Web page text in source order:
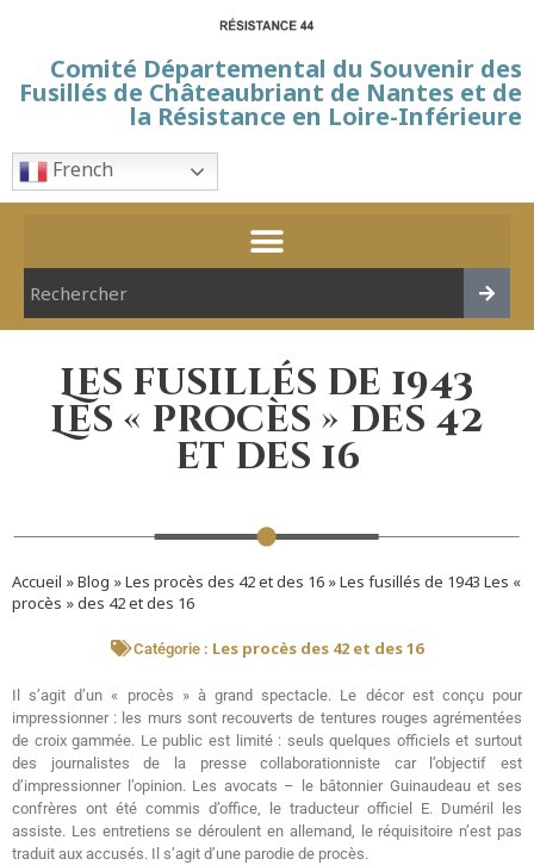
Comité Départemental du Souvenir des
Fusillés de Châteaubriant de Nantes et de
la Résistance en Loire-Inférieure
French
Les fusillés de 1943
Les « procès » des 42
et des 16
Accueil »Blog »Les procès des 42 et des 16 »Les fusillés de 1943 Les «
procès » des 42 et des 16
Catégorie : Les procès des 42 et des 16
Il s’agit d’un « procès » à grand spectacle. Le décor est conçu pour
impressionner : les murs sont recouverts de tentures rouges agrémentées
de croix gammée. Le public est limité : seuls quelques officiels et surtout
des journalistes de la presse collaborationniste car l’objectif est
d’impressionner l’opinion. Les avocats – le bâtonnier Guinaudeau et ses
confrères ont été commis d’office, le traducteur officiel E. Duméril les
assiste. Les entretiens se déroulent en allemand, le réquisitoire n’est pas
traduit aux accusés. Il s’agit d’une parodie de procès.